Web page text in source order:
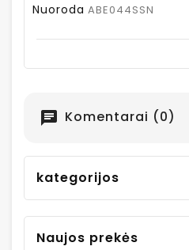
Nuoroda ABE044SSN
chat Komentarai (0)
kategorijos
Naujos prekės